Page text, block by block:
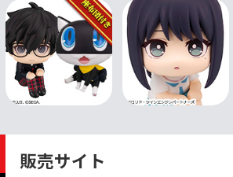
販売サイト